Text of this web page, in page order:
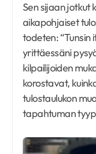
Sen sijaan jotkut
aikapohjaiset
todeten: “Tunsin
yrittäessäni
kilpailijoiden
korostavat,
tulostaulukon
tapahtuman